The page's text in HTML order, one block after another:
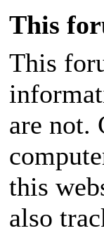
This
This
are not.
this
also